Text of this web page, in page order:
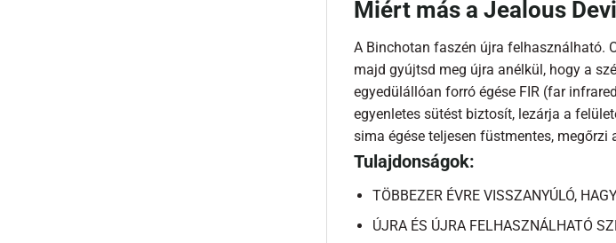
Miért más a Jealous
A Binchotan faszén újra felhasználható.
majd gyújtsd meg újra anélkül, hogy a
egyedülállóan forró égése FIR (far
egyenletes sütést biztosít, lezárja a
sima égése teljesen füstmentes,
Tulajdonságok:
TÖBBEZER ÉVRE VISSZANYÚLÓ,
ÚJRA ÉS ÚJRA FELHASZNÁLHATÓ